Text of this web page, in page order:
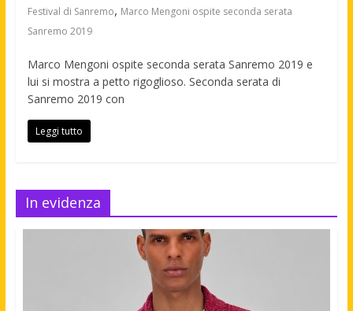
Festival di Sanremo, Marco Mengoni ospite seconda serata
Sanremo 2019
Marco Mengoni ospite seconda serata Sanremo 2019 e
lui si mostra a petto rigoglioso. Seconda serata di
Sanremo 2019 con
Leggi tutto
In evidenza